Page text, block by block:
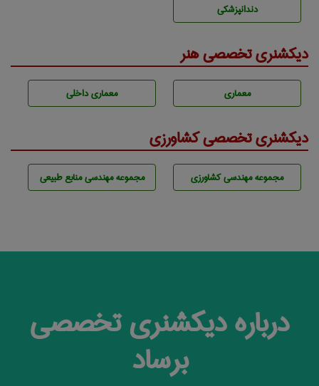
دندانپزشكی
دیکشنری تخصصی هنر
معماری معماری داخلی
دیکشنری تخصصی کشاورزی
مجموعه مهندسی كشاورزی مجموعه مهندسی منابع طبيعی
درباره دیکشنری تخصصی
برساد